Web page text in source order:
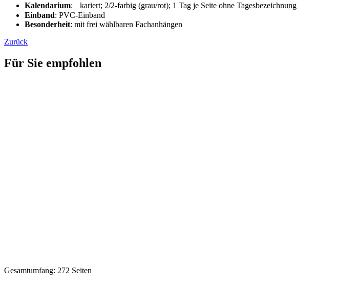
Kalendarium: kariert; 2/2-farbig (grau/rot); 1 Tag je Seite ohne Tagesbezeichnung
Einband: PVC-Einband
Besonderheit: mit frei wählbaren Fachanhängen
Zurück
Für Sie empfohlen
Gesamtumfang: 272 Seiten